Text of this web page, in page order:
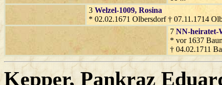
3 Welzel-1009, Rosina
* 02.02.1671 Olbersdorf † 07.11.1714
7 NN-heiratet-
* vor 1637
† 04.02.1711
Kepper, Pankraz